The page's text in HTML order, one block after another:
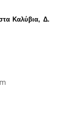
Καλύβια, Δ.